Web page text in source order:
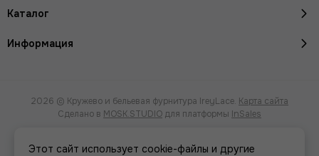
Каталог
Информация
2026 © Кружево и бельевая фурнитура IreyLace. Карта сайта
Сделано в MOSK.STUDIO для платформы InSales
Этот сайт использует cookie-файлы и другие